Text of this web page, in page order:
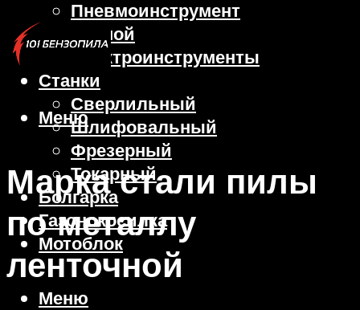
Пневмоинструмент
Ручной
Электроинструменты
Станки
Сверлильный
Шлифовальный
Фрезерный
Токарный
Болгарка
Газонокосилка
Мотоблок
Меню
Меню
Марка стали пилы
по металлу
ленточной